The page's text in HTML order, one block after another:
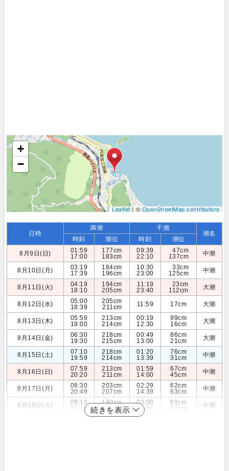
+
−
Leaflet| ©OpenStreetMap contributors
日時
満潮 干潮
潮名
時刻 潮位 時刻
潮位
8月9日(日)
01:59
17:00
177cm
183cm
09:39
22:10
47cm
137cm
中潮
8月10日(月)
03:19
17:39
184cm
196cm
10:30
23:00
33cm
125cm
中潮
8月11日(火)
04:19
18:10
194cm
205cm
11:19
23:40
23cm
112cm
大潮
8月12日(水)
05:00
18:39
205cm
211cm
11:59 17cm 大潮
8月13日(木)
05:59
19:00
213cm
214cm
00:19
12:30
99cm
16cm
大潮
8月14日(金)
06:30
19:30
218cm
215cm
00:49
13:00
86cm
21cm
大潮
8月15日(土)
07:10
19:59
218cm
214cm
01:20
13:39
76cm
31cm
中潮
8月16日(日)
07:59
20:20
213cm
211cm
01:59
14:00
67cm
45cm
中潮
8月17日(月)
08:30
20:49
203cm
207cm
02:29
14:39
62cm
63cm
中潮
8月18日(火)
09:19
21:19
190cm
201cm
03:00
15:00
61cm
82cm
中潮
続きを表示